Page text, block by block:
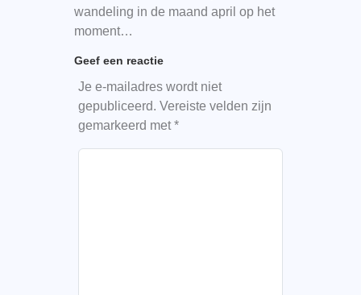
wandeling in de maand april op het
moment…
Geef een reactie
Je e-mailadres wordt niet
gepubliceerd. Vereiste velden zijn
gemarkeerd met*